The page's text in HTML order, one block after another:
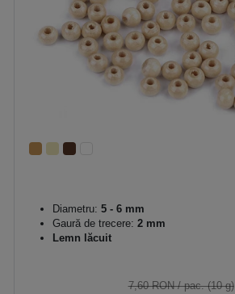
Diametru: 5 - 6 mm
Gaură de trecere: 2 mm
Lemn lăcuit
7,60 RON/ pac. (10 g)